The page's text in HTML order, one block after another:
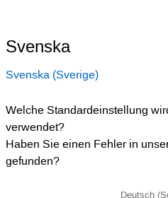
Svenska
Svenska (Sverige)
Welche Standardeinstellung
verwendet?
Haben Sie einen Fehler in
gefunden?
Deutsch